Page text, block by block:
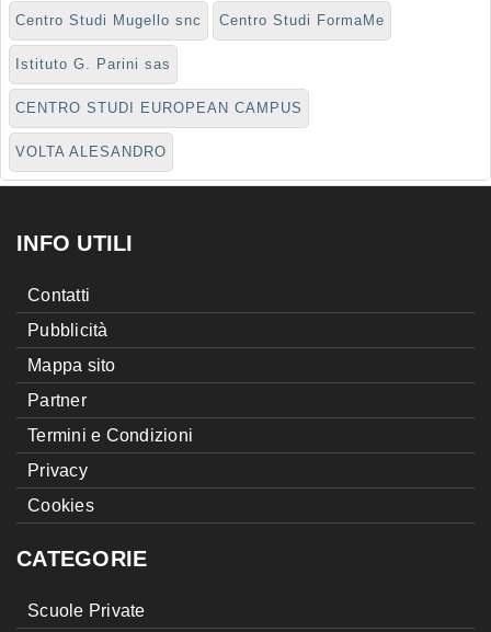
Centro Studi Mugello snc Centro Studi FormaMe
Istituto G. Parini sas
CENTRO STUDI EUROPEAN CAMPUS
VOLTA ALESANDRO
INFO UTILI
Contatti
Pubblicità
Mappa sito
Partner
Termini e Condizioni
Privacy
Cookies
CATEGORIE
Scuole Private